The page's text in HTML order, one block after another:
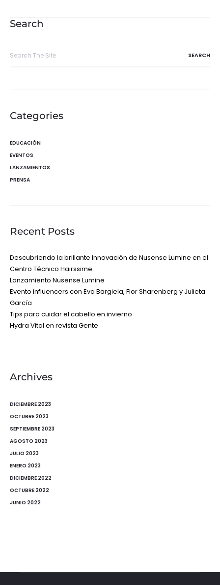
entradas
Search
Categories
EDUCACIÓN
EVENTOS
LANZAMIENTOS
PRENSA
Recent Posts
Descubriendo la brillante Innovación de Nusense Lumine en el
Centro Técnico Hairssime
Lanzamiento Nusense Lumine
Evento influencers con Eva Bargiela, Flor Sharenberg y Julieta
García
Tips para cuidar el cabello en invierno
Hydra Vital en revista Gente
Archives
DICIEMBRE 2023
OCTUBRE 2023
SEPTIEMBRE 2023
AGOSTO 2023
JULIO 2023
ENERO 2023
DICIEMBRE 2022
OCTUBRE 2022
JUNIO 2022